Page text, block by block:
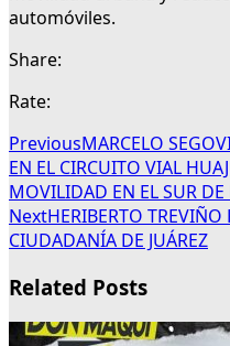
automóviles.
Share:
Rate:
PreviousMARCELO
EN EL CIRCUITO VIAL
MOVILIDAD EN EL SUR DE
NextHERIBERTO TREVIÑO
CIUDADANÍA DE JUÁREZ
Related Posts